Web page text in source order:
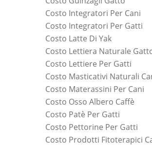
Costo Integratori Per Cani
Costo Integratori Per Gatti
Costo Latte Di Yak
Costo Lettiera Naturale
Costo Lettiere Per Gatti
Costo Masticativi Naturali
Costo Materassini Per Cani
Costo Osso Albero Caffè
Costo Patè Per Gatti
Costo Pettorine Per Gatti
Costo Prodotti Fitoterapici